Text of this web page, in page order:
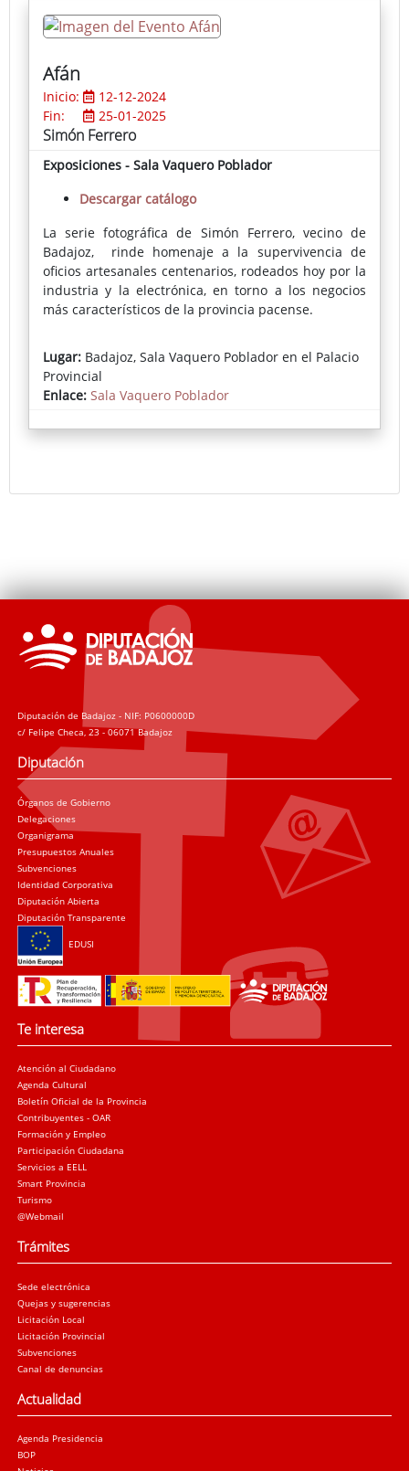
Afán
Inicio:
12-12-2024
Fin:
25-01-2025
Simón Ferrero
Exposiciones - Sala Vaquero Poblador
Descargar catálogo
La serie fotográfica de Simón Ferrero, vecino de
Badajoz, rinde homenaje a la supervivencia de
oficios artesanales centenarios, rodeados hoy por la
industria y la electrónica, en torno a los negocios
más característicos de la provincia pacense.
que emociona por su belleza y su plasticidad, por
un uso exquisito de la luz y por su audaz
acercamiento a ciertas tendencias de la pintura
especialmente). Un resultado que invita a la
manos de artesanos de distintos sectores.
Lugar: Badajoz, Sala Vaquero Poblador en el Palacio
Provincial
Enlace: Sala Vaquero Poblador
Diputación de Badajoz - NIF: P0600000D
c/ Felipe Checa, 23 - 06071 Badajoz
Diputación
Órganos de Gobierno
Delegaciones
Organigrama
Presupuestos Anuales
Subvenciones
Identidad Corporativa
Diputación Abierta
Diputación Transparente
EDUSI
Te interesa
Atención al Ciudadano
Agenda Cultural
Boletín Oficial de la Provincia
Contribuyentes - OAR
Formación y Empleo
Participación Ciudadana
Servicios a EELL
Smart Provincia
Turismo
@Webmail
Trámites
Sede electrónica
Quejas y sugerencias
Licitación Local
Licitación Provincial
Subvenciones
Canal de denuncias
Actualidad
Agenda Presidencia
BOP